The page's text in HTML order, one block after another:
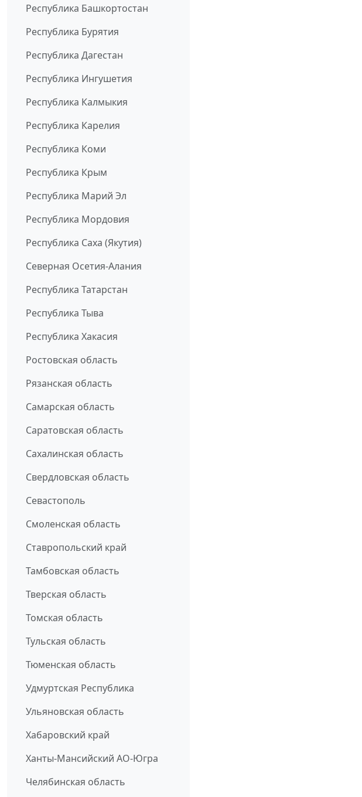
Республика Башкортостан
Республика Бурятия
Республика Дагестан
Республика Ингушетия
Республика Калмыкия
Республика Карелия
Республика Коми
Республика Крым
Республика Марий Эл
Республика Мордовия
Республика Саха (Якутия)
Северная Осетия-Алания
Республика Татарстан
Республика Тыва
Республика Хакасия
Ростовская область
Рязанская область
Самарская область
Саратовская область
Сахалинская область
Свердловская область
Севастополь
Смоленская область
Ставропольский край
Тамбовская область
Тверская область
Томская область
Тульская область
Тюменская область
Удмуртская Республика
Ульяновская область
Хабаровский край
Ханты-Мансийский АО-Югра
Челябинская область